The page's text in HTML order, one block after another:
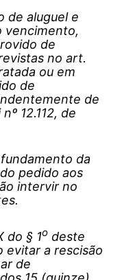
de aluguel e
vencimento,
de
no art.
ou em
de
de
12.112, de
da
pedido aos
intervir no
do § 1o deste
evitar a rescisão
de